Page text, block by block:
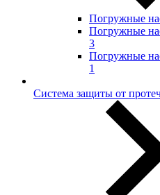
Погружные
Погружные
3
Погружные
1
Система защиты от